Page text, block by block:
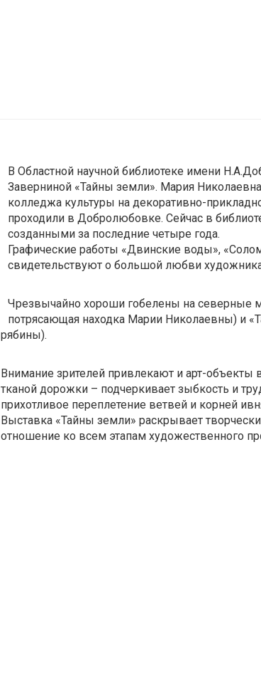
В Областной научной библиотеке имени
Заверниной «Тайны земли». Мария
колледжа культуры на декоративно-
проходили в Добролюбовке. Сейчас в
созданными за последние четыре года.
Графические работы «Двинские воды»,
свидетельствуют о большой любви
Чрезвычайно хороши гобелены на северные
потрясающая находка Марии Николаевны) и
рябины).
Внимание зрителей привлекают и арт-объекты
тканой дорожки – подчеркивает зыбкость и
прихотливое переплетение ветвей и корней
Выставка «Тайны земли» раскрывает
отношение ко всем этапам художественного